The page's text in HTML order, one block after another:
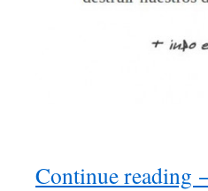
Continue reading